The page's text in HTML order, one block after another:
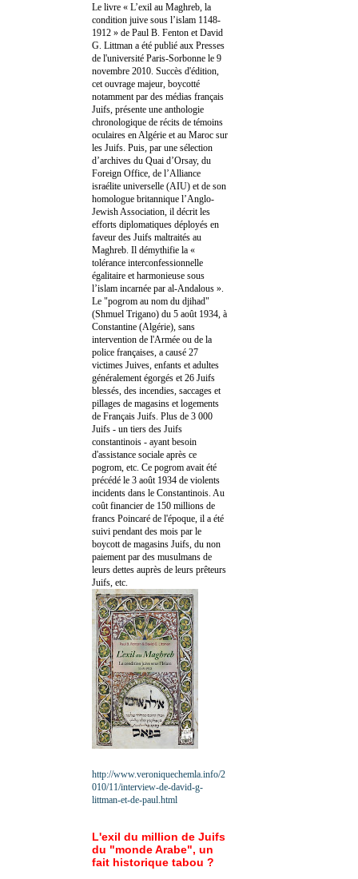
Le livre « L’exil au Maghreb, la
condition juive sous l’islam 1148-
1912 » de Paul B. Fenton et David
G. Littman a été publié aux Presses
de l'université Paris-Sorbonne le 9
novembre 2010. Succès d'édition,
cet ouvrage majeur, boycotté
notamment par des médias français
Juifs, présente une anthologie
chronologique de récits de témoins
oculaires en Algérie et au Maroc sur
les Juifs. Puis, par une sélection
d’archives du Quai d’Orsay, du
Foreign Office, de l’Alliance
israélite universelle (AIU) et de son
homologue britannique l’Anglo-
Jewish Association, il décrit les
efforts diplomatiques déployés en
faveur des Juifs maltraités au
Maghreb. Il démythifie la «
tolérance interconfessionnelle
égalitaire et harmonieuse sous
l’islam incarnée par al-Andalous ».
Le "pogrom au nom du djihad"
(Shmuel Trigano) du 5 août 1934, à
Constantine (Algérie), sans
intervention de l'Armée ou de la
police françaises, a causé 27
victimes Juives, enfants et adultes
généralement égorgés et 26 Juifs
blessés, des incendies, saccages et
pillages de magasins et logements
de Français Juifs. Plus de 3 000
Juifs - un tiers des Juifs
constantinois - ayant besoin
d'assistance sociale après ce
pogrom, etc. Ce pogrom avait été
précédé le 3 août 1934 de violents
incidents dans le Constantinois. Au
coût financier de 150 millions de
francs Poincaré de l'époque, il a été
suivi pendant des mois par le
boycott de magasins Juifs, du non
paiement par des musulmans de
leurs dettes auprès de leurs prêteurs
Juifs, etc.
http://www.veroniquechemla.info/2
010/11/interview-de-david-g-
littman-et-de-paul.html
L'exil du million de Juifs
du "monde Arabe", un
fait historique tabou ?